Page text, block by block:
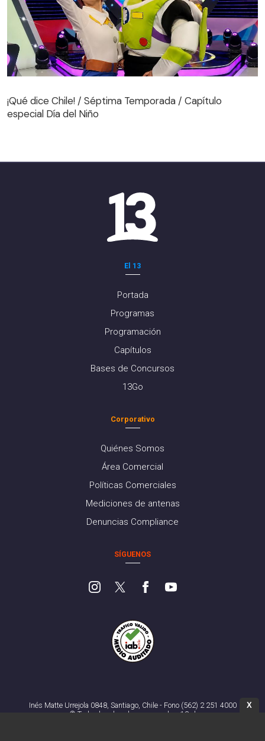
especial Día del Niño
¡Qué dice Chile! / Séptima Temporada / Capítulo
especial Día del Niño
El 13
Portada
Programas
Programación
Capítulos
Bases de Concursos
13Go
Corporativo
Quiénes Somos
Área Comercial
Políticas Comerciales
Mediciones de antenas
Denuncias Compliance
SÍGUENOS
Inés Matte Urrejola 0848, Santiago, Chile - Fono (562) 2 251 4000
© Todos los derechos reservados. 13.cl
X